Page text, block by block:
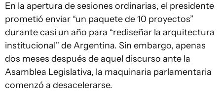
En la apertura de sesiones ordinarias, el presidente
prometió enviar “un paquete de 10 proyectos”
durante casi un año para “rediseñar la arquitectura
institucional" de Argentina. Sin embargo, apenas
dos meses después de aquel discurso ante la
Asamblea Legislativa, la maquinaria parlamentaria
comenzó a desacelerarse.